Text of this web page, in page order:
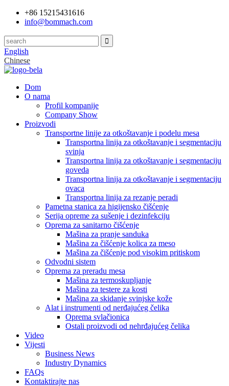
+86 15215431616
info@bommach.com
English
Chinese
Dom
O nama
Profil kompanije
Company Show
Proizvodi
Transportne linije za otkoštavanje i podelu mesa
Transportna linija za otkoštavanje i segmentaciju
svinja
Transportna linija za otkoštavanje i segmentaciju
goveda
Transportna linija za otkoštavanje i segmentaciju
ovaca
Transportna linija za rezanje peradi
Pametna stanica za higijensko čišćenje
Serija opreme za sušenje i dezinfekciju
Oprema za sanitarno čišćenje
Mašina za pranje sanduka
Mašina za čišćenje kolica za meso
Mašina za čišćenje pod visokim pritiskom
Odvodni sistem
Oprema za preradu mesa
Mašina za termoskupljanje
Mašina za testere za kosti
Mašina za skidanje svinjske kože
Alat i instrumenti od nerđajućeg čelika
Oprema svlačionica
Ostali proizvodi od nehrđajućeg čelika
Video
Vijesti
Business News
Industry Dynamics
FAQs
Kontaktirajte nas